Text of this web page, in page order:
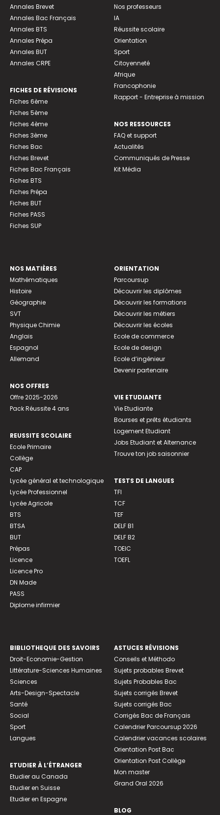
Annales Brevet
Annales Bac Français
Annales BTS
Annales Prépa
Annales BUT
Annales CRPE
FICHES DE RÉVISIONS
Fiches 6ème
Fiches 5ème
Fiches 4ème
Fiches 3ème
Fiches Bac
Fiches Brevet
Fiches Bac Français
Fiches BTS
Fiches Prépa
Fiches BUT
Fiches PASS
Fiches SUP
Nos professeurs
IA
Réussite scolaire
Orientation
Sport
Citoyenneté
Afrique
Francophonie
Rapport - Entreprise à mission
NOS RESSOURCES
FAQ et support
Actualités
Communiqués de Presse
Kit Média
NOS MATIÈRES
Mathématiques
Histoire
Géographie
SVT
Physique Chimie
Anglais
Espagnol
Allemand
NOS OFFRES
Offre 2025-2026
Pack Réussite 4 ans
REUSSITE SCOLAIRE
Ecole Primaire
Collège
CAP
Lycée général et technologique
Lycée Professionnel
Lycée Agricole
BTS
BTSA
BUT
Prépas
Licence
Licence Pro
DN Made
PASS
Diplome infirmier
ORIENTATION
Parcoursup
Découvrir les diplômes
Découvrir les formations
Découvrir les métiers
Découvrir les écoles
Ecole de commerce
Ecole de design
Ecole d’ingénieur
Devenir partenaire
VIE ETUDIANTE
Vie Etudiante
Bourses et prêts étudiants
Logement Etudiant
Jobs Etudiant et Alternance
Trouve ton job saisonnier
TESTS DE LANGUES
TFI
TCF
TEF
DELF B1
DELF B2
TOEIC
TOEFL
BIBLIOTHEQUE DES SAVOIRS
Droit-Economie-Gestion
Littérature-Sciences Humaines
Sciences
Arts-Design-Spectacle
Santé
Social
Sport
Langues
ETUDIER À L’ÉTRANGER
Etudier au Canada
Etudier en Suisse
Etudier en Espagne
ASTUCES RÉVISIONS
Conseils et Méthodo
Sujets probables Brevet
Sujets Probables Bac
Sujets corrigés Brevet
Sujets corrigés Bac
Corrigés Bac de Français
Calendrier Parcoursup 2026
Calendrier vacances scolaires
Orientation Post Bac
Orientation Post Collège
Mon master
Grand Oral 2026
BLOG